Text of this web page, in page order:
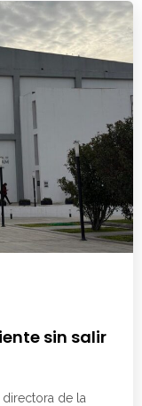
sin salir
directora de la